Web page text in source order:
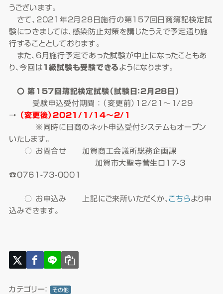
うございます。
さて、2021年2月28日施行の第157回日商簿記検定試
験につきましては、感染防止対策を講じたうえで予定通り施
行することとしております。
また、6月施行予定であった試験が中止になったこともあ
り、今回は 1級試験も受験できる ようになります。
〇 第157回簿記検定試験（試験日：2月28日）
受験申込受付期間 ： （変更前）12/21～1/29
→
（変更後）2021/1/14～2/1
※同時に日商のネット申込受付システムもオープン
いたします。
○ お問合せ 加賀商工会議所総務企画課
加賀市大聖寺菅生ロ17-3
☎0761-73-0001
○ お申込み 上記にご来所いただくか、こちらより申
込みできます。
カテゴリー： その他